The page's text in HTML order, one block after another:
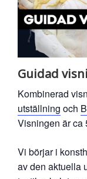
Guidad
Kombinerad
utställning och
Visningen är ca
Vi börjar i
av den aktuella